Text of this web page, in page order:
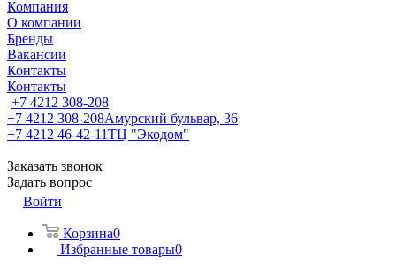
Компания
О компании
Бренды
Вакансии
Контакты
Контакты
+7 4212 308-208
+7 4212 308-208Амурский бульвар, 36
+7 4212 46-42-11ТЦ "Экодом"
Заказать звонок
Задать вопрос
Войти
Корзина0
Избранные товары0